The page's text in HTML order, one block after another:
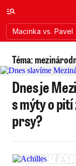
Macinka vs. Pavel
Téma:
Dnes je
s mýty o
prsy?